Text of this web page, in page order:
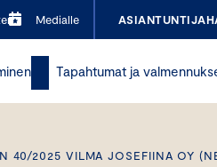
Medialle
Tapahtumat ja
40/2025 VILMA JOSEFIINA OY